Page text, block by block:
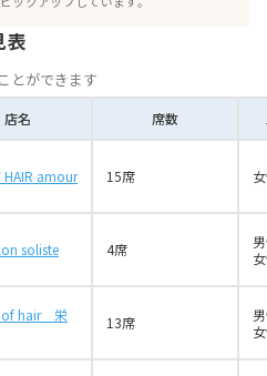
表
とができます
店名 席数
HAIR amour 15席
soliste 4席
of hair 栄
13席